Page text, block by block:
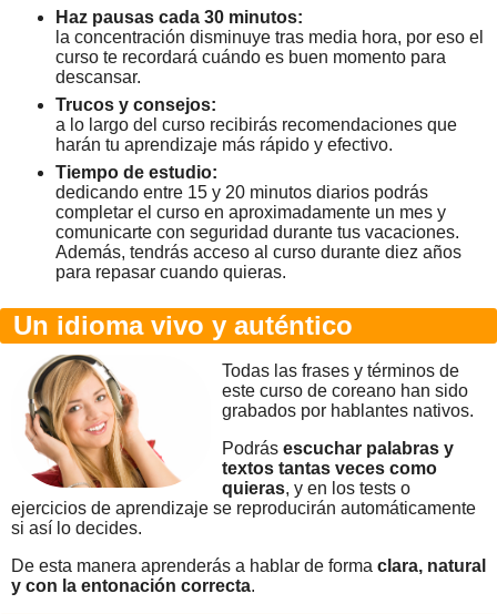
Haz pausas cada 30 minutos:
la concentración disminuye tras media hora, por eso el
curso te recordará cuándo es buen momento para
descansar.
Trucos y consejos:
a lo largo del curso recibirás recomendaciones que
harán tu aprendizaje más rápido y efectivo.
Tiempo de estudio:
dedicando entre 15 y 20 minutos diarios podrás
completar el curso en aproximadamente un mes y
comunicarte con seguridad durante tus vacaciones.
Además, tendrás acceso al curso durante diez años
para repasar cuando quieras.
Un idioma vivo y auténtico
Todas las frases y términos de
este curso de coreano han sido
grabados por hablantes nativos.
Podrás escuchar palabras y
textos tantas veces como
quieras, y en los tests o
ejercicios de aprendizaje se reproducirán automáticamente
si así lo decides.
De esta manera aprenderás a hablar de forma clara, natural
y con la entonación correcta.